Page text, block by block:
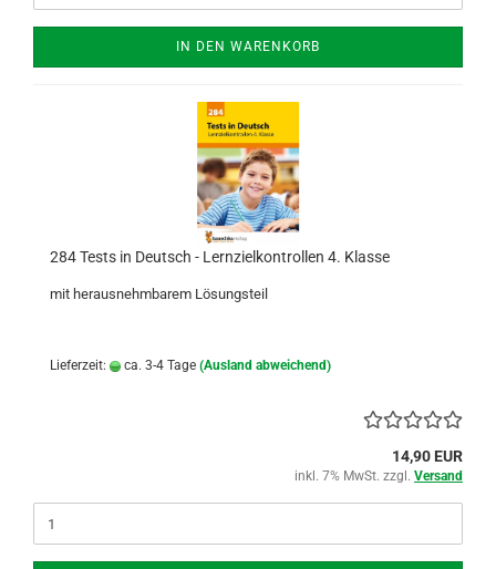
IN DEN WARENKORB
284 Tests in Deutsch - Lernzielkontrollen 4. Klasse
mit herausnehmbarem Lösungsteil
Lieferzeit: ca. 3-4 Tage (Ausland abweichend)
14,90 EUR
inkl. 7% MwSt. zzgl. Versand